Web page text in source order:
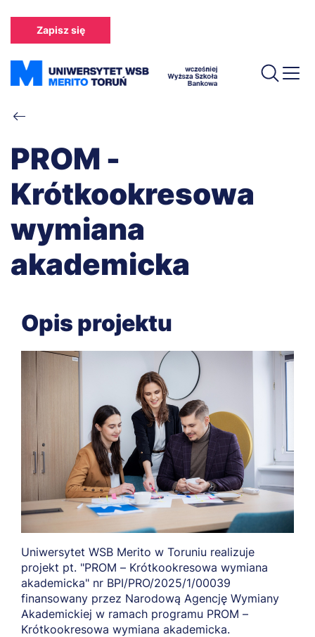
treści
Zapisz się
Ścieżka
nawigacyjna
PROM -
Krótkookresowa
wymiana
akademicka
Opis projektu
Uniwersytet WSB Merito w Toruniu realizuje
projekt pt. "PROM – Krótkookresowa wymiana
akademicka" nr BPI/PRO/2025/1/00039
finansowany przez Narodową Agencję Wymiany
Akademickiej w ramach programu PROM –
Krótkookresowa wymiana akademicka.